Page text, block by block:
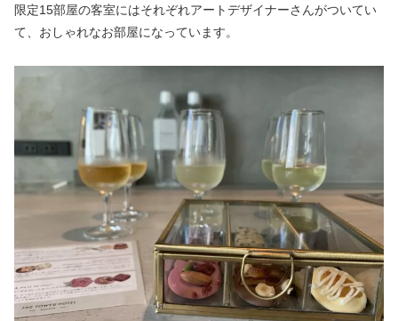
限定15部屋の客室にはそれぞれアートデザイナーさんがついてい
て、おしゃれなお部屋になっています。